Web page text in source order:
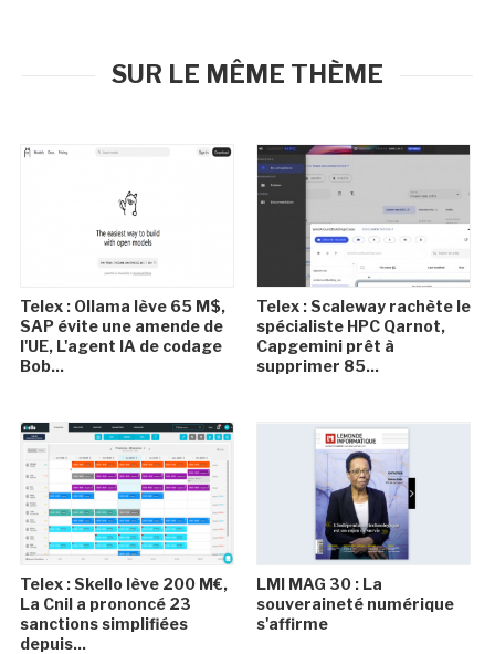
SUR LE MÊME THÈME
Telex : Ollama lève 65 M$,
SAP évite une amende de
l'UE, L'agent IA de codage
Bob...
Telex : Scaleway rachète le
spécialiste HPC Qarnot,
Capgemini prêt à
supprimer 85...
Telex : Skello lève 200 M€,
La Cnil a prononcé 23
sanctions simplifiées
depuis...
LMI MAG 30 : La
souveraineté numérique
s'affirme